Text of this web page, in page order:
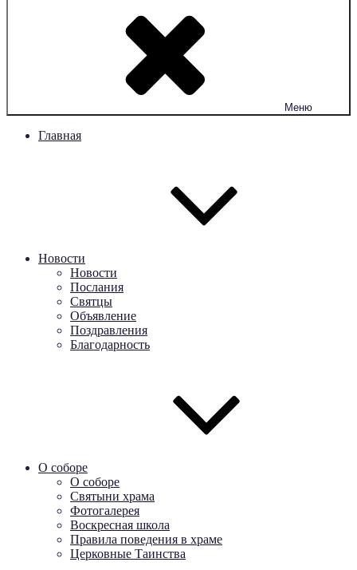
Меню
Главная
Новости
Новости
Послания
Святцы
Объявление
Поздравления
Благодарность
О соборе
О соборе
Святыни храма
Фотогалерея
Воскресная школа
Правила поведения в храме
Церковные Таинства